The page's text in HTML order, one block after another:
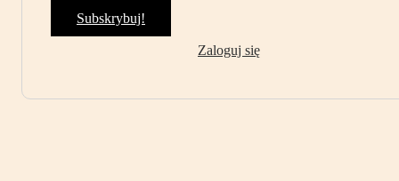
Subskrybuj!
Zaloguj się